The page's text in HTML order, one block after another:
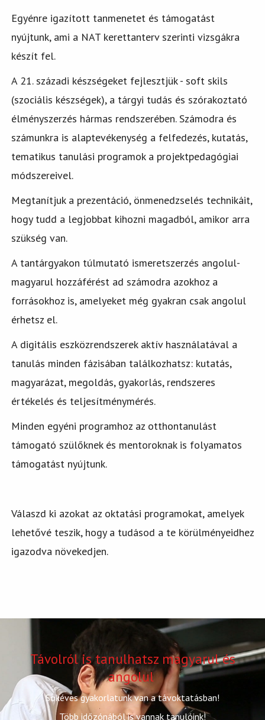
Egyénre igazított tanmenetet és támogatást
nyújtunk, ami a NAT kerettanterv szerinti vizsgákra
készít fel.
A 21. századi készségeket fejlesztjük - soft skils
(szociális készségek), a tárgyi tudás és szórakoztató
élményszerzés hármas rendszerében. Számodra és
számunkra is alaptevékenység a felfedezés, kutatás,
tematikus tanulási programok a projektpedagógiai
módszereivel.
Megtanítjuk a prezentáció, önmenedzselés technikáit,
hogy tudd a legjobbat kihozni magadból, amikor arra
szükség van.
A tantárgyakon túlmutató ismeretszerzés angolul-
magyarul hozzáférést ad számodra azokhoz a
forrásokhoz is, amelyeket még gyakran csak angolul
érhetsz el.
A digitális eszközrendszerek aktív használatával a
tanulás minden fázisában találkozhatsz: kutatás,
magyarázat, megoldás, gyakorlás, rendszeres
értékelés és teljesítménymérés.
Minden egyéni programhoz az otthontanulást
támogató szülőknek és mentoroknak is folyamatos
támogatást nyújtunk.
Válaszd ki azokat az oktatási programokat, amelyek
lehetővé teszik, hogy a tudásod a te körülményeidhez
igazodva növekedjen.
Távolról is tanulhatsz magyarul és
angolul
Sokéves gyakorlatunk van a távoktatásban!
Több időzónából is vannak tanulóink!